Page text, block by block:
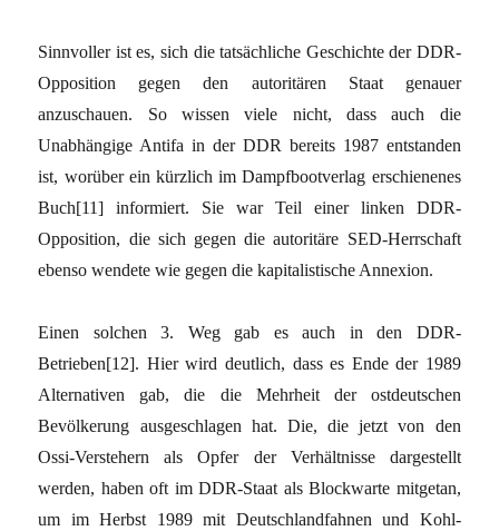
Sinnvoller ist es, sich die tatsächliche Geschichte der DDR-
Opposition gegen den autoritären Staat genauer
anzuschauen. So wissen viele nicht, dass auch die
Unabhängige Antifa in der DDR bereits 1987 entstanden
ist, worüber ein kürzlich im Dampfbootverlag erschienenes
Buch[11] informiert. Sie war Teil einer linken DDR-
Opposition, die sich gegen die autoritäre SED-Herrschaft
ebenso wendete wie gegen die kapitalistische Annexion.
Einen solchen 3. Weg gab es auch in den DDR-
Betrieben[12]. Hier wird deutlich, dass es Ende der 1989
Alternativen gab, die die Mehrheit der ostdeutschen
Bevölkerung ausgeschlagen hat. Die, die jetzt von den
Ossi-Verstehern als Opfer der Verhältnisse dargestellt
werden, haben oft im DDR-Staat als Blockwarte mitgetan,
um im Herbst 1989 mit Deutschlandfahnen und Kohl-